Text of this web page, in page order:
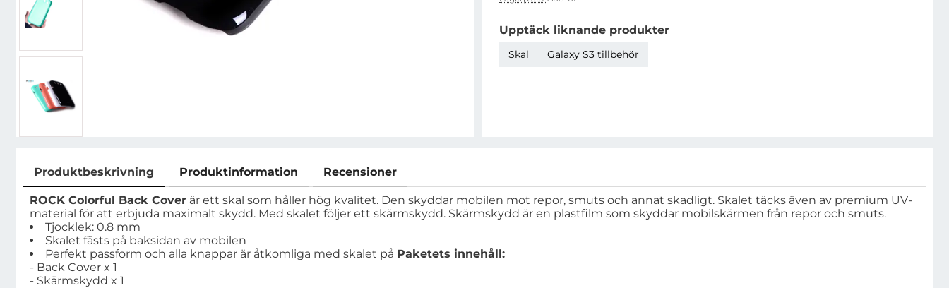
Upptäck liknande produkter
Skal Galaxy S3 tillbehör
Produktbeskrivning Produktinformation Recensioner
Produktbeskrivning
ROCK Colorful Back Cover är ett skal som håller hög kvalitet. Den skyddar mobilen mot repor, smuts och annat skadligt. Skalet täcks även av premium UV-
material för att erbjuda maximalt skydd. Med skalet följer ett skärmskydd. Skärmskydd är en plastfilm som skyddar mobilskärmen från repor och smuts.
Tjocklek: 0.8 mm
Skalet fästs på baksidan av mobilen
Perfekt passform och alla knappar är åtkomliga med skalet på Paketets innehåll:
- Back Cover x 1
- Skärmskydd x 1